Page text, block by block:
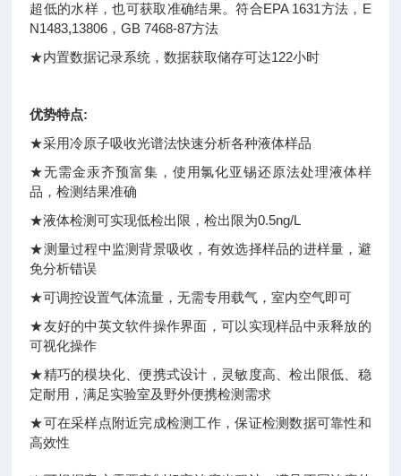
超低的水样，也可获取准确结果。符合EPA 1631方法，E
N1483,13806，GB 7468-87方法
★内置数据记录系统，数据获取储存可达122小时
优势特点:
★采用冷原子吸收光谱法快速分析各种液体样品
★无需金汞齐预富集，使用氯化亚锡还原法处理液体样
品，检测结果准确
★液体检测可实现低检出限，检出限为0.5ng/L
★测量过程中监测背景吸收，有效选择样品的进样量，避
免分析错误
★可调控设置气体流量，无需专用载气，室内空气即可
★友好的中英文软件操作界面，可以实现样品中汞释放的
可视化操作
★精巧的模块化、便携式设计，灵敏度高、检出限低、稳
定耐用，满足实验室及野外便携检测需求
★可在采样点附近完成检测工作，保证检测数据可靠性和
高效性